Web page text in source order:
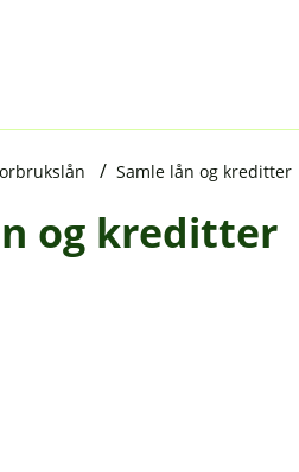
Samle lån og kreditter
og kreditter